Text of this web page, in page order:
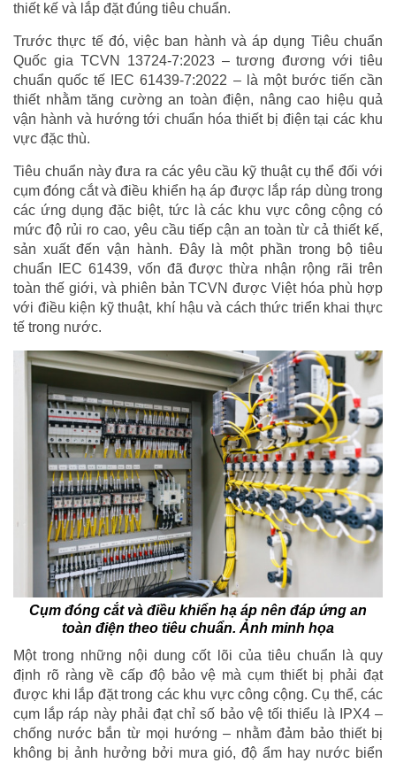
thiết kế và lắp đặt đúng tiêu chuẩn.
Trước thực tế đó, việc ban hành và áp dụng Tiêu chuẩn
Quốc gia TCVN 13724-7:2023 – tương đương với tiêu
chuẩn quốc tế IEC 61439-7:2022 – là một bước tiến cần
thiết nhằm tăng cường an toàn điện, nâng cao hiệu quả
vận hành và hướng tới chuẩn hóa thiết bị điện tại các khu
vực đặc thù.
Tiêu chuẩn này đưa ra các yêu cầu kỹ thuật cụ thể đối với
cụm đóng cắt và điều khiển hạ áp được lắp ráp dùng trong
các ứng dụng đặc biệt, tức là các khu vực công cộng có
mức độ rủi ro cao, yêu cầu tiếp cận an toàn từ cả thiết kế,
sản xuất đến vận hành. Đây là một phần trong bộ tiêu
chuẩn IEC 61439, vốn đã được thừa nhận rộng rãi trên
toàn thế giới, và phiên bản TCVN được Việt hóa phù hợp
với điều kiện kỹ thuật, khí hậu và cách thức triển khai thực
tế trong nước.
Cụm đóng cắt và điều khiển hạ áp nên đáp ứng an
toàn điện theo tiêu chuẩn. Ảnh minh họa
Một trong những nội dung cốt lõi của tiêu chuẩn là quy
định rõ ràng về cấp độ bảo vệ mà cụm thiết bị phải đạt
được khi lắp đặt trong các khu vực công cộng. Cụ thể, các
cụm lắp ráp này phải đạt chỉ số bảo vệ tối thiểu là IPX4 –
chống nước bắn từ mọi hướng – nhằm đảm bảo thiết bị
không bị ảnh hưởng bởi mưa gió, độ ẩm hay nước biển